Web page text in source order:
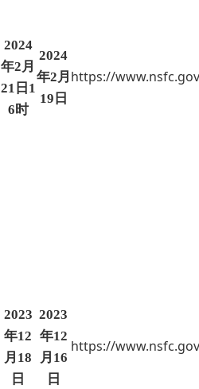
2024
年2月
21日1
6时
2024
年2月
19日
https://
2023
年12
月18
日
2023
年12
月16
日
https://